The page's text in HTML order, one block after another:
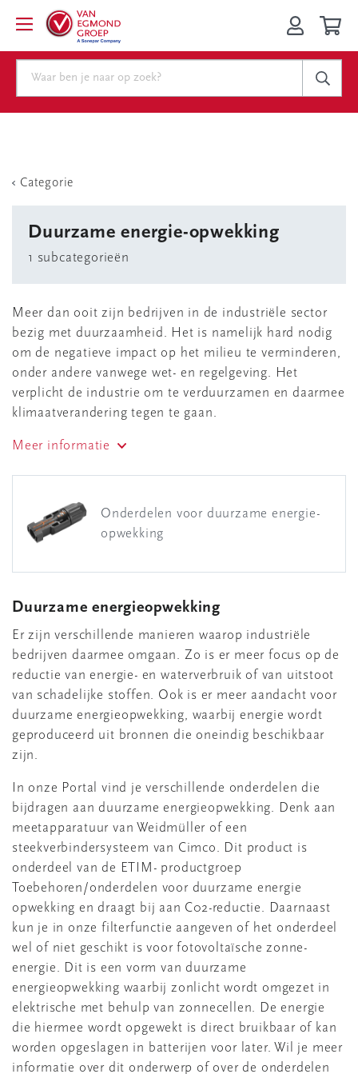
Categorie
Duurzame energie-opwekking
1 subcategorieën
Meer dan ooit zijn bedrijven in de industriële sector
bezig met duurzaamheid. Het is namelijk hard nodig
om de negatieve impact op het milieu te verminderen,
onder andere vanwege wet- en regelgeving. Het
verplicht de industrie om te verduurzamen en daarmee
klimaatverandering tegen te gaan.
Meer informatie
Onderdelen voor duurzame energie-
opwekking
Duurzame energieopwekking
Er zijn verschillende manieren waarop industriële
bedrijven daarmee omgaan. Zo is er meer focus op de
reductie van energie- en waterverbruik of van uitstoot
van schadelijke stoffen. Ook is er meer aandacht voor
duurzame energieopwekking, waarbij energie wordt
geproduceerd uit bronnen die oneindig beschikbaar
zijn.
In onze Portal vind je verschillende onderdelen die
bijdragen aan duurzame energieopwekking. Denk aan
meetapparatuur van Weidmüller of een
steekverbindersysteem van Cimco. Dit product is
onderdeel van de ETIM- productgroep
Toebehoren/onderdelen voor duurzame energie
opwekking en draagt bij aan C02-reductie. Daarnaast
kun je in onze filterfunctie aangeven of het onderdeel
wel of niet geschikt is voor fotovoltaïsche zonne-
energie. Dit is een vorm van duurzame
energieopwekking waarbij zonlicht wordt omgezet in
elektrische met behulp van zonnecellen. De energie
die hiermee wordt opgewekt is direct bruikbaar of kan
worden opgeslagen in batterijen voor later. Wil je meer
informatie over dit onderwerp of over de onderdelen